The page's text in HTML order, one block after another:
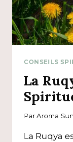
CONSEILS
La
ParAroma
La Ruqya